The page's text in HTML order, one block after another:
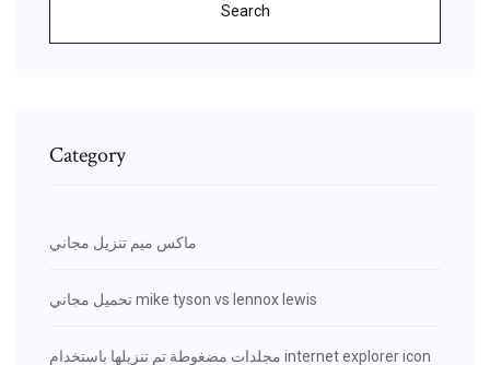
Search
Category
ماكس ميم تنزيل مجاني
تحميل مجاني mike tyson vs lennox lewis
مجلدات مضغوطة تم تنزيلها باستخدام internet explorer icon